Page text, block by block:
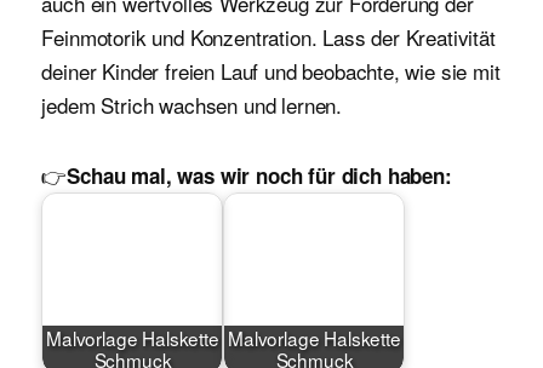
Feinmotorik und Konzentration. Lass der Kreativität
deiner Kinder freien Lauf und beobachte, wie sie mit
jedem Strich wachsen und lernen.
👉Schau mal, was wir noch für dich haben:
Malvorlage Halskette
Schmuck
Malvorlage Halskette
Schmuck